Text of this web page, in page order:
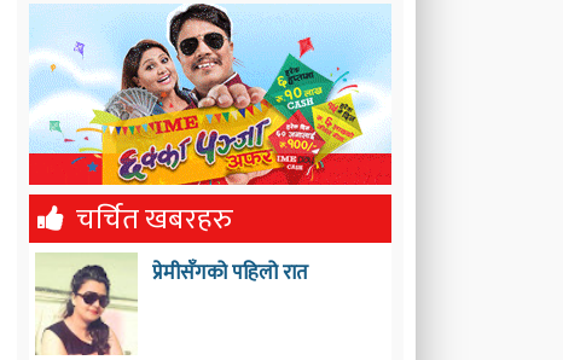
चर्चित खबरहरु
प्रेमीसँगको पहिलो रात